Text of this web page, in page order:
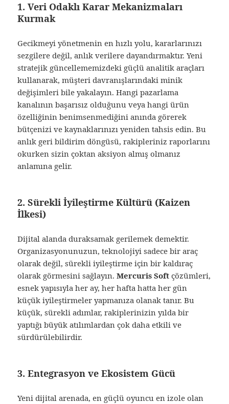
1. Veri Odaklı Karar Mekanizmaları
Kurmak
Gecikmeyi yönetmenin en hızlı yolu, kararlarınızı
sezgilere değil, anlık verilere dayandırmaktır. Yeni
stratejik güncellememizdeki güçlü analitik araçları
kullanarak, müşteri davranışlarındaki minik
değişimleri bile yakalayın. Hangi pazarlama
kanalının başarısız olduğunu veya hangi ürün
özelliğinin benimsenmediğini anında görerek
bütçenizi ve kaynaklarınızı yeniden tahsis edin. Bu
anlık geri bildirim döngüsü, rakipleriniz raporlarını
okurken sizin çoktan aksiyon almış olmanız
anlamına gelir.
2. Sürekli İyileştirme Kültürü (Kaizen
İlkesi)
Dijital alanda duraksamak gerilemek demektir.
Organizasyonunuzun, teknolojiyi sadece bir araç
olarak değil, sürekli iyileştirme için bir kaldıraç
olarak görmesini sağlayın.Mercuris Soft çözümleri,
esnek yapısıyla her ay, her hafta hatta her gün
küçük iyileştirmeler yapmanıza olanak tanır. Bu
küçük, sürekli adımlar, rakiplerinizin yılda bir
yaptığı büyük atılımlardan çok daha etkili ve
sürdürülebilirdir.
3. Entegrasyon ve Ekosistem Gücü
Yeni dijital arenada, en güçlü oyuncu en izole olan